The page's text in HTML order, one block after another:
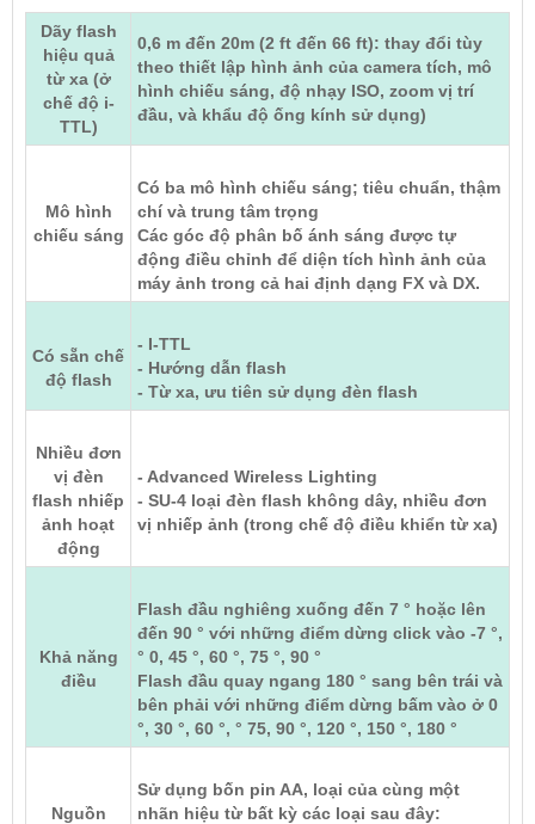
Dãy flash
hiệu quả
từ xa (ở
chế độ i-
TTL)
0,6 m đến 20m (2 ft đến 66 ft): thay đổi tùy
theo thiết lập hình ảnh của camera tích, mô
hình chiếu sáng, độ nhạy ISO, zoom vị trí
đầu, và khẩu độ ống kính sử dụng)
Mô hình
chiếu sáng
Có ba mô hình chiếu sáng; tiêu chuẩn, thậm
chí và trung tâm trọng
Các góc độ phân bố ánh sáng được tự
động điều chỉnh để diện tích hình ảnh của
máy ảnh trong cả hai định dạng FX và DX.
Có sẵn chế
độ flash
- I-TTL
- Hướng dẫn flash
- Từ xa, ưu tiên sử dụng đèn flash
Nhiều đơn
vị đèn
flash nhiếp
ảnh hoạt
động
- Advanced Wireless Lighting
- SU-4 loại đèn flash không dây, nhiều đơn
vị nhiếp ảnh (trong chế độ điều khiển từ xa)
Khả năng
điều
Flash đầu nghiêng xuống đến 7 ° hoặc lên
đến 90 ° với những điểm dừng click vào -7 °,
° 0, 45 °, 60 °, 75 °, 90 °
Flash đầu quay ngang 180 ° sang bên trái và
bên phải với những điểm dừng bấm vào ở 0
°, 30 °, 60 °, ° 75, 90 °, 120 °, 150 °, 180 °
Nguồn
Sử dụng bốn pin AA, loại của cùng một
nhãn hiệu từ bất kỳ các loại sau đây: